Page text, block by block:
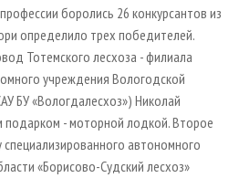
боролись 26 конкурсантов из
определило трех победителей.
Тотемского лесхоза - филиала
учреждения Вологодской
БУ «Вологдалесхоз») Николай
- моторной лодкой. Второе
автономного
«Борисово-­Судский лесхоз»